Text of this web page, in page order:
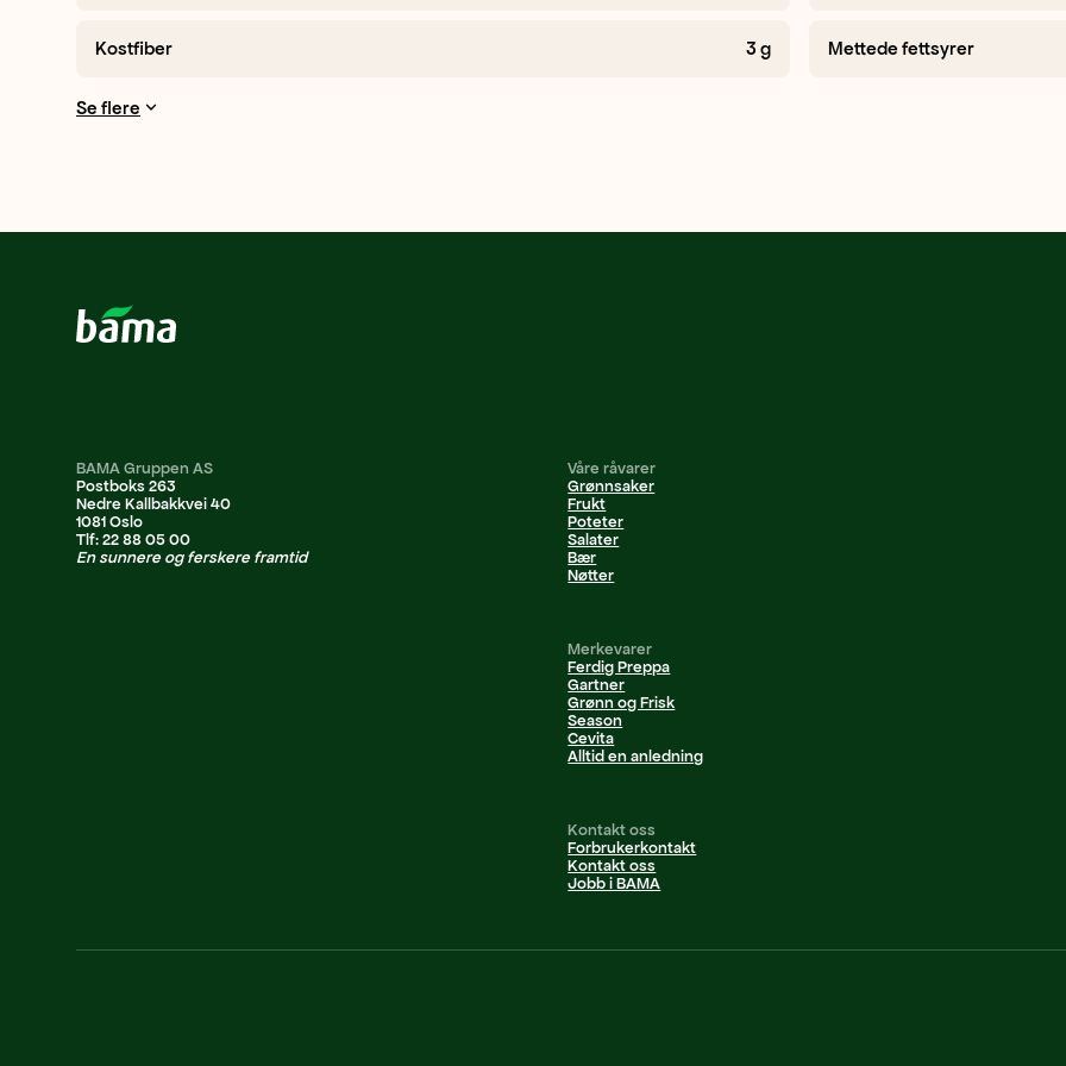
Kostfiber 3 g Mettede fettsyrer
Se flere
BAMA Gruppen AS
Postboks 263
Nedre Kallbakkvei 40
1081 Oslo
Tlf: 22 88 05 00
En sunnere og ferskere framtid
Våre råvarer
Grønnsaker
Frukt
Poteter
Salater
Bær
Nøtter
Merkevarer
Ferdig Preppa
Gartner
Grønn og Frisk
Season
Cevita
Alltid en anledning
Kontakt oss
Forbrukerkontakt
Kontakt oss
Jobb i BAMA